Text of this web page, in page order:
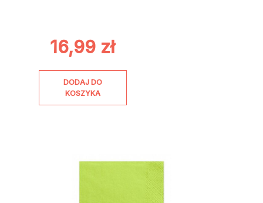
16,99 zł
DODAJ DO
KOSZYKA